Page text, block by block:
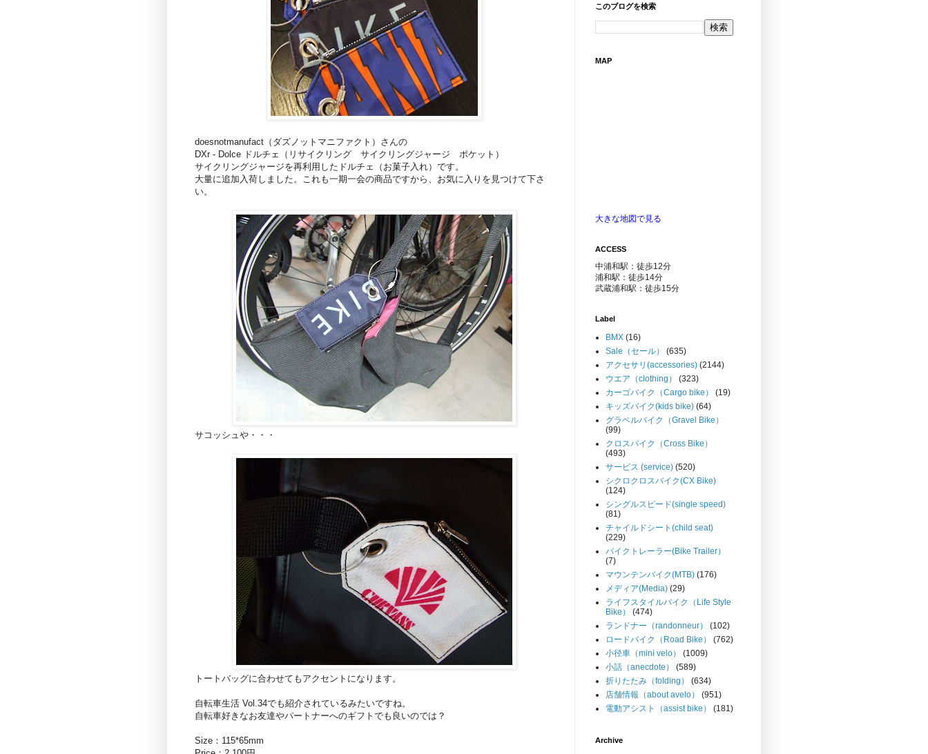
doesnotmanufact（ダズノットマニファクト）さんの
DXr - Dolce ドルチェ（リサイクリング サイクリングジャージ ポケット）
サイクリングジャージを再利用したドルチェ（お菓子入れ）です。
大量に追加入荷しました。これも一期一会の商品ですから、お気に入りを見つけて下さ
い。
サコッシュや・・・
トートバッグに合わせてもアクセントになります。
自転車生活 Vol.34でも紹介されているみたいですね。
自転車好きなお友達やパートナーへのギフトでも良いのでは？
Size：115*65mm
このブログを検索
MAP
大きな地図で見る
ACCESS
中浦和駅：徒歩12分
浦和駅：徒歩14分
武蔵浦和駅：徒歩15分
Label
BMX (16)
Sale（セール）
(635)
アクセサリ(accessories) (2144)
ウエア（clothing）
(323)
カーゴバイク（Cargo bike）
(19)
キッズバイク(kids bike) (64)
グラベルバイク（Gravel Bike）
(99)
クロスバイク（Cross Bike）
(493)
サービス (service) (520)
シクロクロスバイク(CX Bike)
(124)
シングルスピード(single speed)
(81)
チャイルドシート(child seat)
(229)
バイクトレーラー(Bike Trailer）
(7)
マウンテンバイク(MTB) (176)
メディア(Media) (29)
ライフスタイルバイク（Life Style
Bike）
(474)
ランドナー（randonneur）
(102)
ロードバイク（Road Bike）
(762)
小径車（mini velo）
(1009)
小話（anecdote）
(589)
折りたたみ（folding）
(634)
店舗情報（about avelo）
(951)
電動アシスト（assist bike）
(181)
Archive